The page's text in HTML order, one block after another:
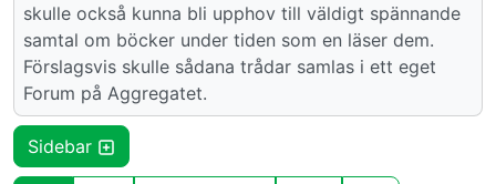
skulle också kunna bli upphov till väldigt spännande
samtal om böcker under tiden som en läser dem.
Förslagsvis skulle sådana trådar samlas i ett eget
Forum på Aggregatet.
Sidebar